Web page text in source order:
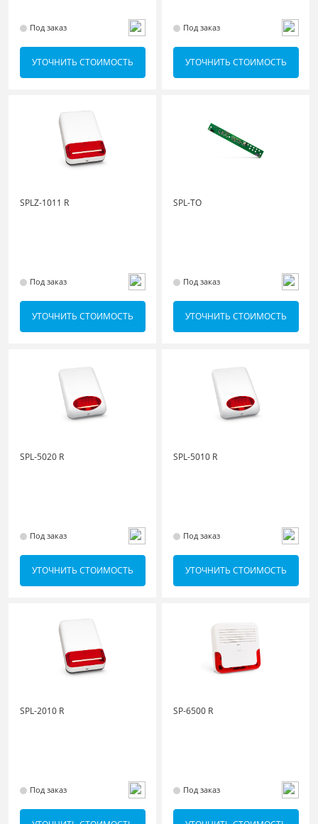
Под заказ
УТОЧНИТЬ СТОИМОСТЬ
Под заказ
УТОЧНИТЬ СТОИМОСТЬ
SPLZ-1011 R
Под заказ
УТОЧНИТЬ СТОИМОСТЬ
SPL-TO
Под заказ
УТОЧНИТЬ СТОИМОСТЬ
SPL-5020 R
Под заказ
УТОЧНИТЬ СТОИМОСТЬ
SPL-5010 R
Под заказ
УТОЧНИТЬ СТОИМОСТЬ
SPL-2010 R
Под заказ
SP-6500 R
Под заказ